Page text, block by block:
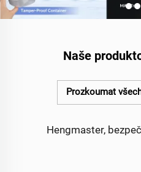
Naše
Prozkoumat
Hengmaster,